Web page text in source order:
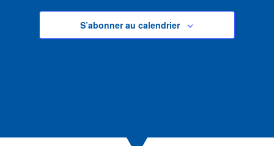
S’abonner au calendrier